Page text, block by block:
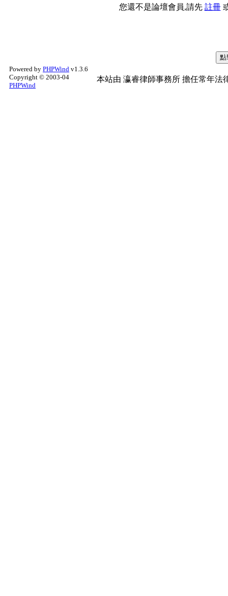
您還不是論壇會員,請先 註冊
Powered by PHPWind v1.3.6
Copyright © 2003-04
PHPWind
本站由 瀛睿律師事務所 擔任常年法